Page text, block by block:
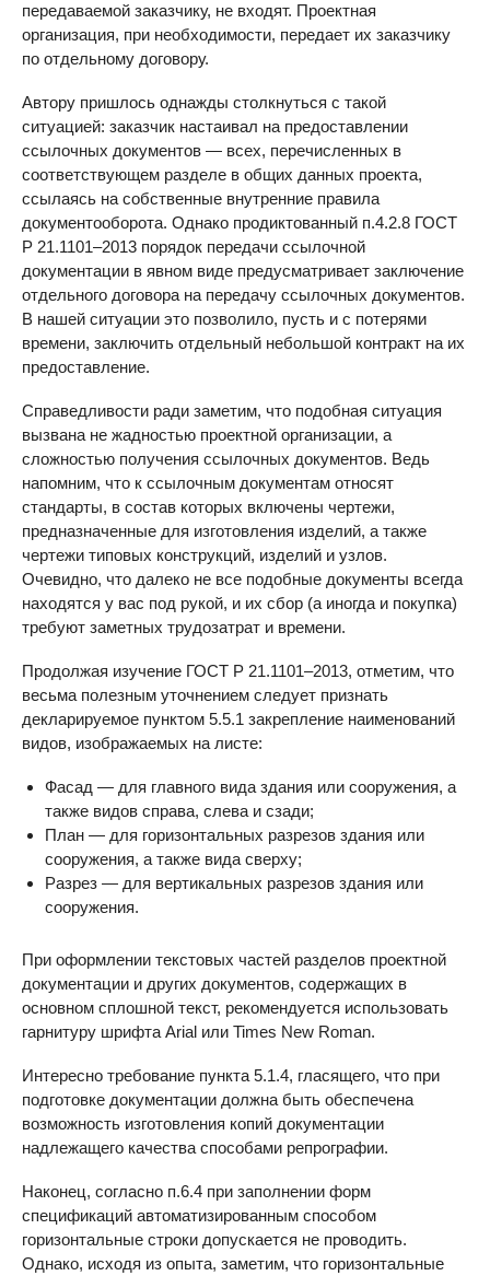
передаваемой заказчику, не входят. Проектная
организация, при необходимости, передает их заказчику
по отдельному договору.
Автору пришлось однажды столкнуться с такой
ситуацией: заказчик настаивал на предоставлении
ссылочных документов — всех, перечисленных в
соответствующем разделе в общих данных проекта,
ссылаясь на собственные внутренние правила
документооборота. Однако продиктованный п.4.2.8 ГОСТ
Р 21.1101–2013 порядок передачи ссылочной
документации в явном виде предусматривает заключение
отдельного договора на передачу ссылочных документов.
В нашей ситуации это позволило, пусть и с потерями
времени, заключить отдельный небольшой контракт на их
предоставление.
Справедливости ради заметим, что подобная ситуация
вызвана не жадностью проектной организации, а
сложностью получения ссылочных документов. Ведь
напомним, что к ссылочным документам относят
стандарты, в состав которых включены чертежи,
предназначенные для изготовления изделий, а также
чертежи типовых конструкций, изделий и узлов.
Очевидно, что далеко не все подобные документы всегда
находятся у вас под рукой, и их сбор (а иногда и покупка)
требуют заметных трудозатрат и времени.
Продолжая изучение ГОСТ Р 21.1101–2013, отметим, что
весьма полезным уточнением следует признать
декларируемое пунктом 5.5.1 закрепление наименований
видов, изображаемых на листе:
Фасад — для главного вида здания или сооружения, а
также видов справа, слева и сзади;
План — для горизонтальных разрезов здания или
сооружения, а также вида сверху;
Разрез — для вертикальных разрезов здания или
сооружения.
При оформлении текстовых частей разделов проектной
документации и других документов, содержащих в
основном сплошной текст, рекомендуется использовать
гарнитуру шрифта Arial или Times New Roman.
Интересно требование пункта 5.1.4, гласящего, что при
подготовке документации должна быть обеспечена
возможность изготовления копий документации
надлежащего качества способами репрографии.
Наконец, согласно п.6.4 при заполнении форм
спецификаций автоматизированным способом
горизонтальные строки допускается не проводить.
Однако, исходя из опыта, заметим, что горизонтальные